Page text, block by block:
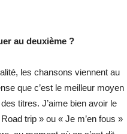
au deuxième ?
les chansons viennent au
que c’est le meilleur moyen
titres. J’aime bien avoir le
trip » ou « Je m’en fous »